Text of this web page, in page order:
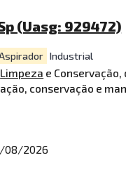
(Uasg: 929472)
Industrial
Limpeza e
conservação e
08/2026